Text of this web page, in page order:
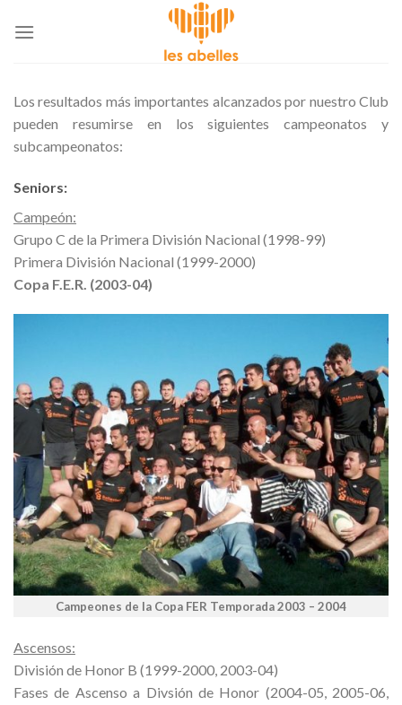
Los resultados más importantes alcanzados por nuestro Club
pueden resumirse en los siguientes campeonatos y
subcampeonatos:
Seniors:
Campeón:
Grupo C de la Primera División Nacional (1998-99)
Primera División Nacional (1999-2000)
Copa F.E.R. (2003-04)
Campeones de la Copa FER Temporada 2003 – 2004
Ascensos:
División de Honor B (1999-2000, 2003-04)
Fases de Ascenso a Divsión de Honor (2004-05, 2005-06,